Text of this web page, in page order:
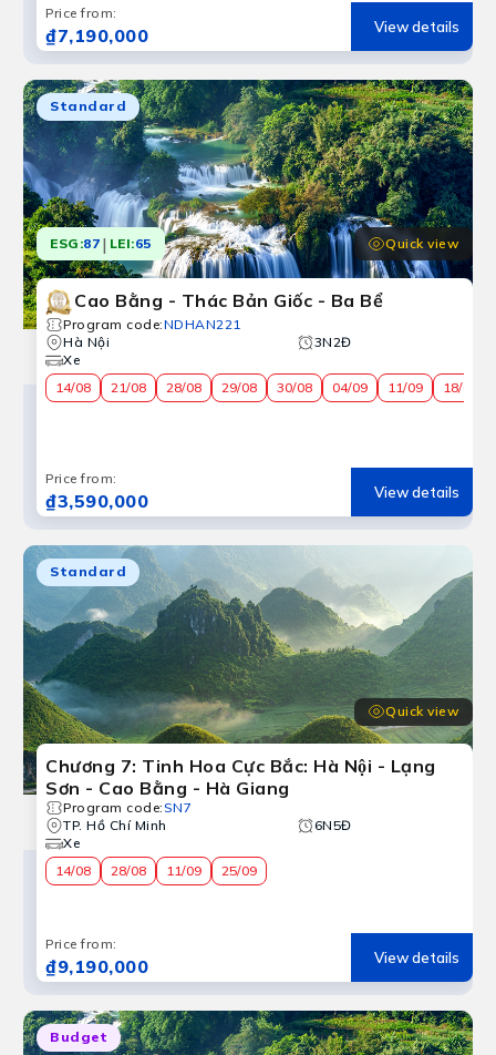
Cao Bằng
thế giới của nhũ đá thiên nhiên. Cao Bằng
Price from:
₫7,190,000 View details
Standard
ESG:87 | LEI:65 Quick view
Cao Bằng - Thác Bản Giốc - Ba Bể
Program code:NDHAN221
Hà Nội
3N2Đ
Xe
14/08
21/08 28/08 29/08 30/08 04/09 11/09 18/09
Price from:
₫3,590,000 View details
Standard
Quick view
Chương 7: Tinh Hoa Cực Bắc: Hà Nội - Lạng
Sơn - Cao Bằng - Hà Giang
Program code:SN7
TP. Hồ Chí Minh
6N5Đ
Xe
14/08
28/08 11/09 25/09
Price from:
₫9,190,000 View details
Budget